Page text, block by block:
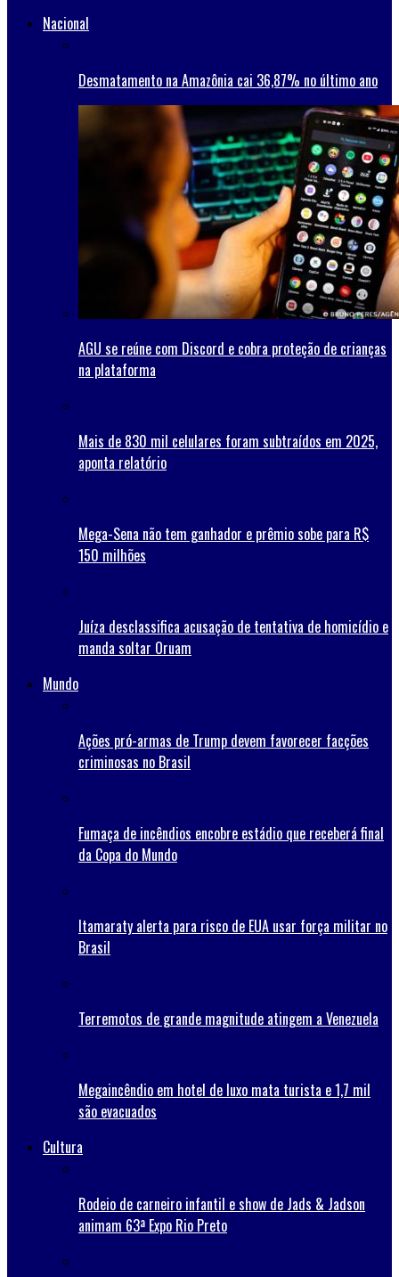
Nacional
Desmatamento na Amazônia cai 36,87% no último ano
AGU se reúne com Discord e cobra proteção de crianças
na plataforma
Mais de 830 mil celulares foram subtraídos em 2025,
aponta relatório
Mega-Sena não tem ganhador e prêmio sobe para R$
150 milhões
Juíza desclassifica acusação de tentativa de homicídio e
manda soltar Oruam
Mundo
Ações pró-armas de Trump devem favorecer facções
criminosas no Brasil
Fumaça de incêndios encobre estádio que receberá final
da Copa do Mundo
Itamaraty alerta para risco de EUA usar força militar no
Brasil
Terremotos de grande magnitude atingem a Venezuela
Megaincêndio em hotel de luxo mata turista e 1,7 mil
são evacuados
Cultura
Rodeio de carneiro infantil e show de Jads & Jadson
animam 63ª Expo Rio Preto